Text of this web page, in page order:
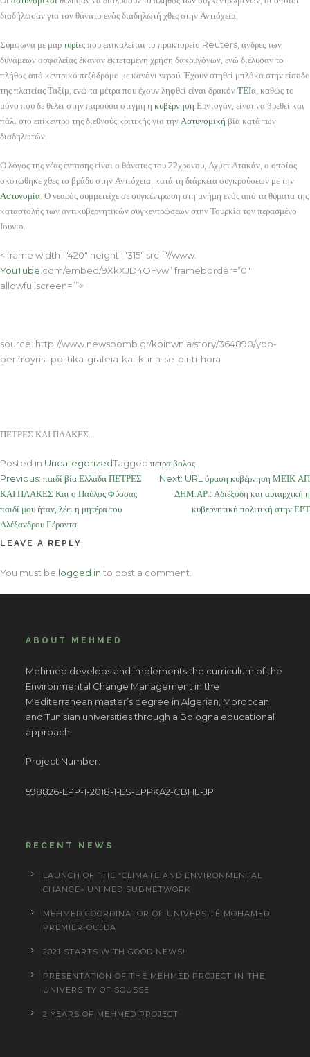
διαδήλωσαν για τον θάνατο ενός διαδηλωτή χθες στην Αντιόχεια.
Σύμφωνα με μαρτυρίες που επικαλείται το πρακτορείο Reuters, άνδρες των
δυνάμεων ασφαλείας έκαναν εκτεταμένη χρήση δακρυγόνων, ενώ διέλυσαν το
πλήθος από κεντρικό πεζόδρομο με κανόνι νερού. Έχουν στηθεί μπλόκα στην είσοδο
της πλατείας Ταξίμ, ενώ τα μέτρα που έχουν ληφθεί είναι δρακόνΤΕΙα, καθώς το
μόνο που δε θέλει στην παρούσα στιγμή η κυβέρνηση Ερντογάν, είναι να βρεθεί και
πάλι στο επίκεντρο της διεθνούς κριτικής για την Αστυνομική βία κατά των
διαδηλωτών.
Ο λόγος της νέας έντασης είναι ο θάνατος του 22χρονου, Αχμετ Ατακάν, ο οποίος
σκοτώθηκε χθες το βράδυ στην Αντιόχεια, κατά τη διάρκεια συγκρούσεων με την
Αστυνομία . Ο νεαρός συμμετείχε σε συγκέντρωση στη μνήμη ενός από τα θύματα της
καταστολής των αντικυβερνητικών συγκεντρώσεων στην Τουρκία τον περασμένο
Ιούνιο.
<iframe width="420" height="315" src="//www.
YouTube .com/embed/9XkXJD4OFvw” frameborder=”0″
allowfullscreen=””>
source: http://www.newsbomb.gr/koinwnia/story/364890/ypo-
perifroyrisi-politika-grafeia-kai-ktiria-se-oli-ti-hora
ΠΕΤΡΕΣ ΚΑΙ ΠΛΑΚΕΣ…
Posted in UncategorizedTagged πετρα βολος
Post
navigation
Previous: παιδί βία Ελλάδα ΠΕΤΡΕΣ
ΚΑΙ ΠΛΑΚΕΣ Και ο Παύλος Φύσσας
παιδί μου ήταν, λέει η μητέρα του
Αλέξανδρου Γέροντα
Next: URL όραση κυβέρνηση ΜΕΙΚ ΑΠ
ΔΗΜ.ΑΡ.: Αδιέξοδη και αυταρχική η
κυβερνητική πολιτική στην ΕΡΤ
LEAVE A REPLY
You must be logged in to post a comment.
ABOUT MEHMED
Mehmed develops and implements the curriculum of the
Environmental Change Management in the
Mediterranean master’s degree in Algerian, Moroccan
and Tunisian universities through a Bologna educational
approach.
Project Number:
598826-EPP-1-2018-1-ES-EPPKA2-CBHE-JP
RECENT NEWS
LAUNCH OF THE “CLIMATE AND ENVIRONMENTAL
CHANGE» UNIMED SUBNETWORK
MEHMED COORDINATOR OF UNIVERSITÉ MOHAMED
PREMIER-OUJDA
2021 STARTS WITH GOOD NEWS!
PRESENTATION OF THE MEHMED PROJECT IN THE
UNIVERSITY OF SOUSSE
2 YEARS OF MEHMED PROJECT